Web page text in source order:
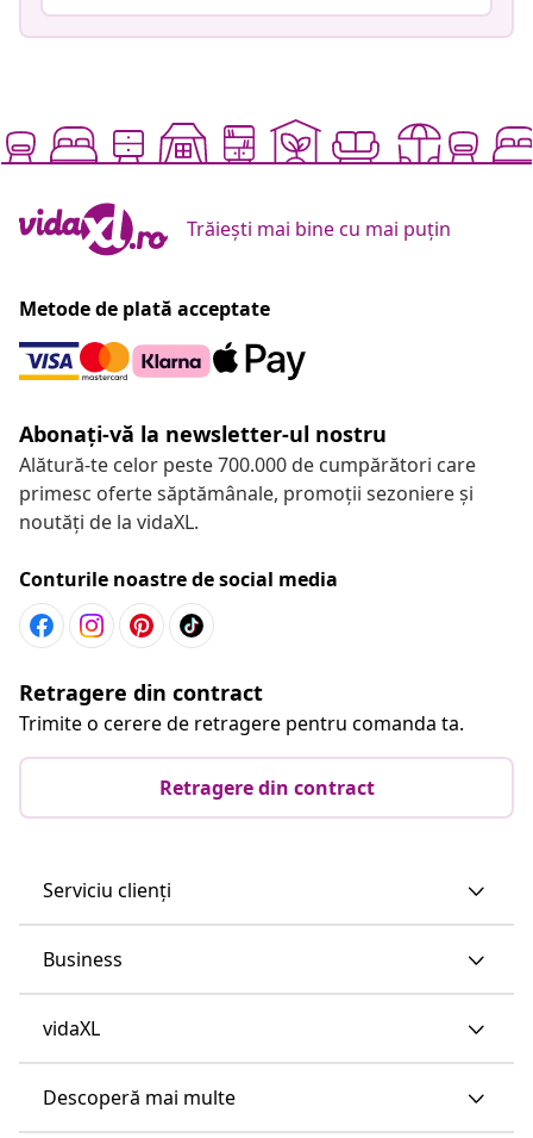
Trăiești mai bine cu mai puțin
Metode de plată acceptate
Abonați-vă la newsletter-ul nostru
Alătură-te celor peste 700.000 de cumpărători care
primesc oferte săptămânale, promoții sezoniere și
noutăți de la vidaXL.
Conturile noastre de social media
Retragere din contract
Trimite o cerere de retragere pentru comanda ta.
Retragere din contract
Serviciu clienți
Business
vidaXL
Descoperă mai multe